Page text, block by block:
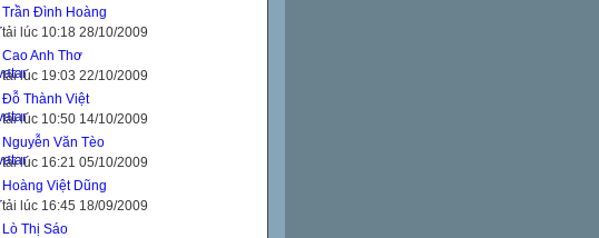
Trần Đình Hoàng
tải lúc 10:18 28/10/2009
Cao Anh Thơ
tải lúc 19:03 22/10/2009
Đỗ Thành Việt
tải lúc 10:50 14/10/2009
Nguyễn Văn Tèo
tải lúc 16:21 05/10/2009
Hoàng Việt Dũng
tải lúc 16:45 18/09/2009
Lò Thị Sáo